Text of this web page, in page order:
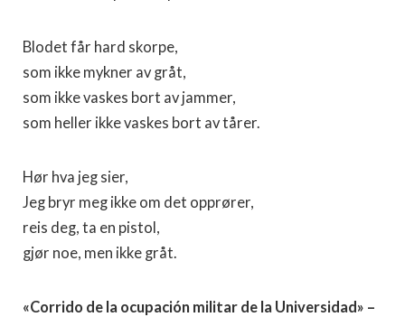
Blodet får hard skorpe,
som ikke mykner av gråt,
som ikke vaskes bort av jammer,
som heller ikke vaskes bort av tårer.
Hør hva jeg sier,
Jeg bryr meg ikke om det opprører,
reis deg, ta en pistol,
gjør noe, men ikke gråt.
«Corrido de la ocupación militar de la Universidad» –